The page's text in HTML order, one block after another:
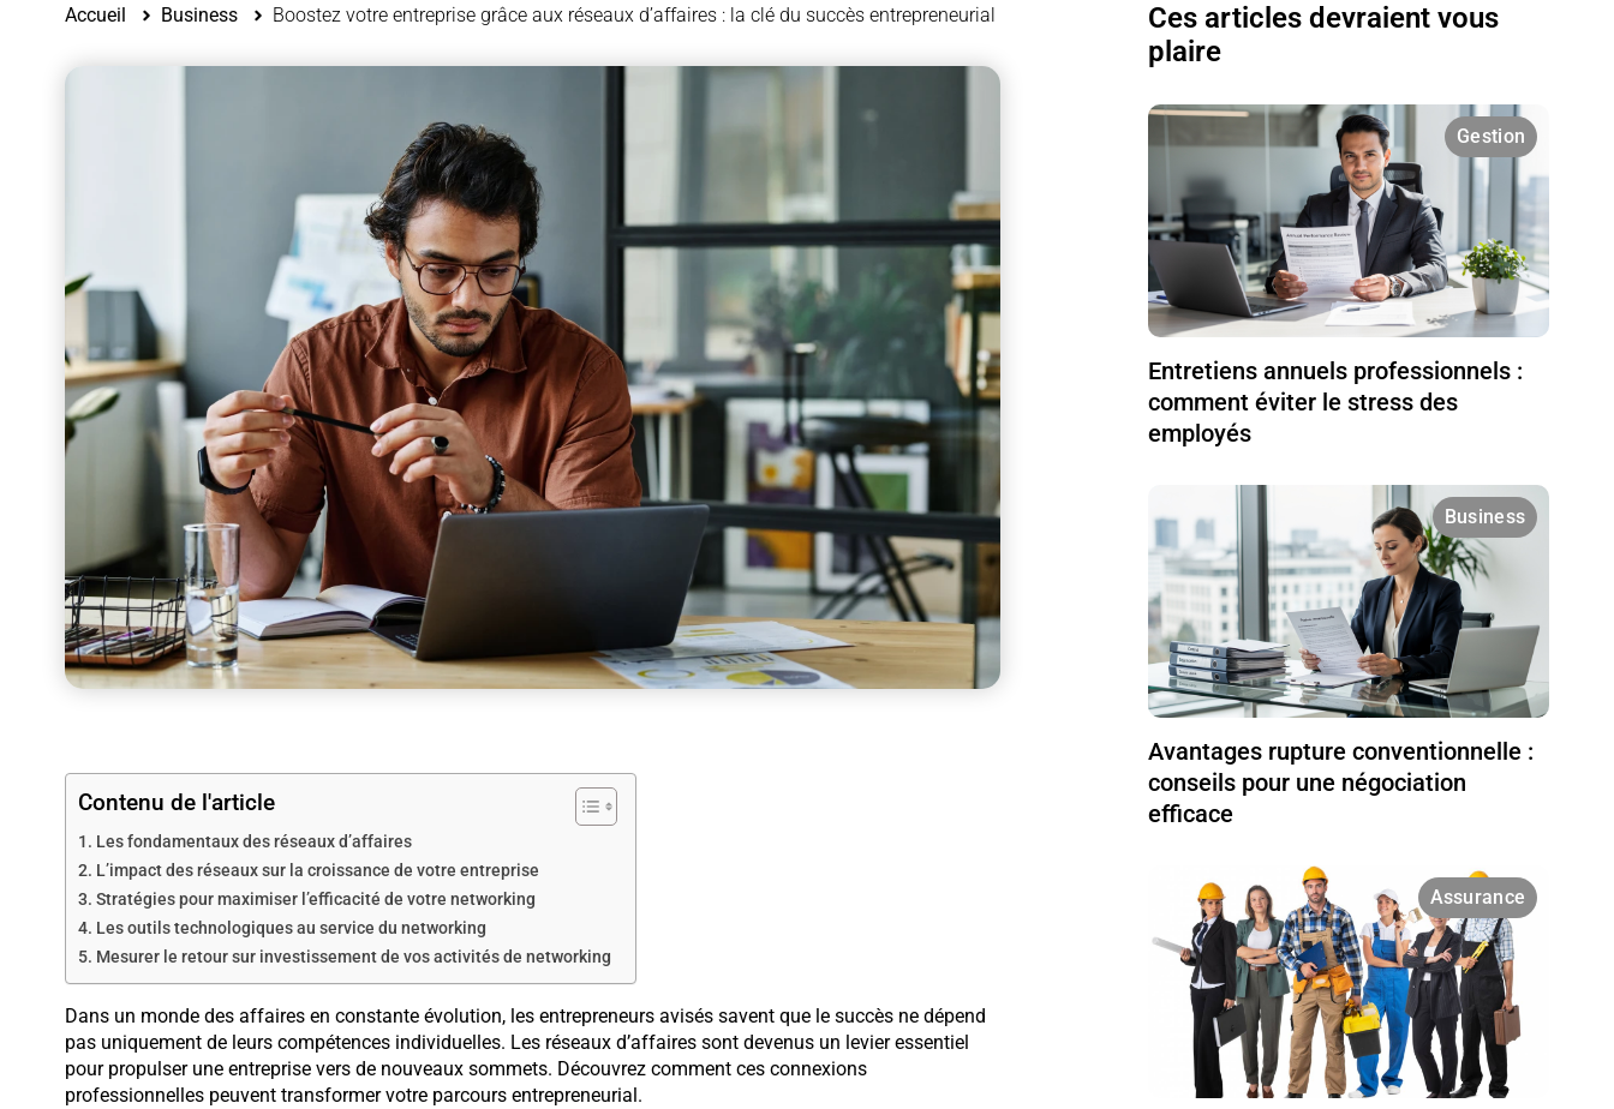
Accueil Business Boostez votre entreprise grâce aux réseaux d’affaires : la clé du succès entrepreneurial
Contenu de l'article
Les fondamentaux des réseaux d’affaires
L’impact des réseaux sur la croissance de votre entreprise
Stratégies pour maximiser l’efficacité de votre networking
Les outils technologiques au service du networking
Mesurer le retour sur investissement de vos activités de networking
Dans un monde des affaires en constante évolution, les entrepreneurs avisés savent que le succès ne dépend
pas uniquement de leurs compétences individuelles. Les réseaux d’affaires sont devenus un levier essentiel
pour propulser une entreprise vers de nouveaux sommets. Découvrez comment ces connexions
professionnelles peuvent transformer votre parcours entrepreneurial.
Ces articles devraient vous
plaire
Gestion
Entretiens annuels professionnels :
comment éviter le stress des
employés
Business
Avantages rupture conventionnelle :
conseils pour une négociation
efficace
Assurance